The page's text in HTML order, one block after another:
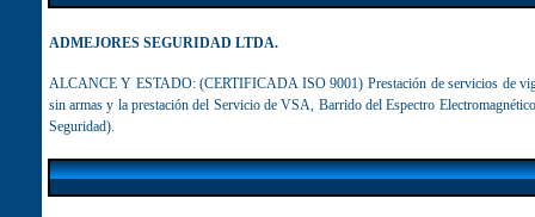
ADMEJORES SEGURIDAD LTDA.
ALCANCE Y ESTADO:(CERTIFICADA ISO 9001) Prestación de servicios de
sin armas y la prestación del Servicio de VSA, Barrido del Espectro
Seguridad).